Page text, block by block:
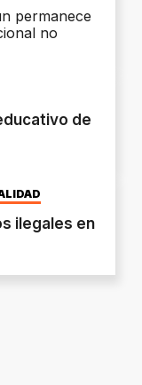
permanece
no
de
ilegales en